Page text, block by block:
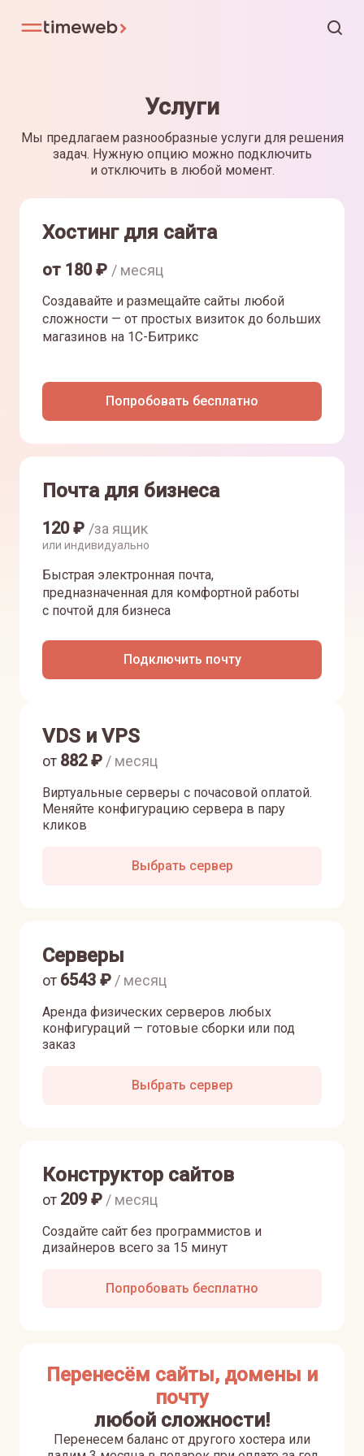
Услуги
Мы предлагаем разнообразные услуги для решения
задач. Нужную опцию можно подключить
и отключить в любой момент.
Хостинг для сайта
от 180₽ / месяц
Создавайте и размещайте сайты любой
сложности — от простых визиток до больших
магазинов на 1С-Битрикс
Попробовать бесплатно
Почта для бизнеса
120₽ /за ящик
или индивидуально
Быстрая электронная почта,
предназначенная для комфортной работы
с почтой для бизнеса
Подключить почту
VDS и VPS
Виртуальные серверы с почасовой оплатой.
Меняйте конфигурацию сервера в пару
кликов
от 882₽ / месяц
Выбрать сервер
Серверы
Аренда физических серверов любых
конфигураций — готовые сборки или под
заказ
от 6543 ₽ / месяц
Выбрать сервер
Конструктор сайтов
Создайте сайт без программистов и
дизайнеров всего за 15 минут
от 209₽ / месяц
Попробовать бесплатно
Перенесём сайты, домены и
почту
любой сложности!
Перенесем баланс от другого хостера или